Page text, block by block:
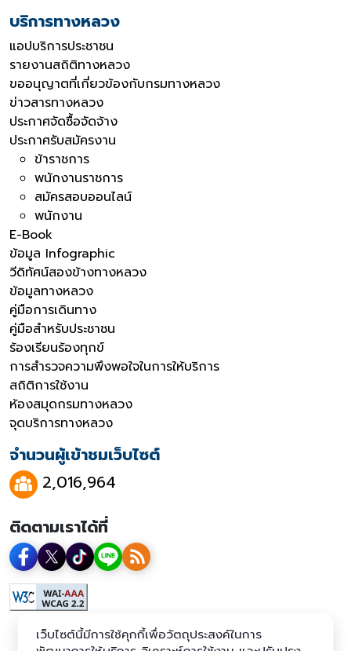
บริการทางหลวง
แอปบริการประชาชน
รายงานสถิติทางหลวง
ขออนุญาตที่เกี่ยวข้องกับกรมทางหลวง
ข่าวสารทางหลวง
ประกาศจัดซื้อจัดจ้าง
ประกาศรับสมัครงาน
ข้าราชการ
พนักงานราชการ
สมัครสอบออนไลน์
พนักงาน
E-Book
ข้อมูล Infographic
วีดิทัศน์สองข้างทางหลวง
ข้อมูลทางหลวง
คู่มือการเดินทาง
คู่มือสำหรับประชาชน
ร้องเรียนร้องทุกข์
การสำรวจความพึงพอใจในการให้บริการ
สถิติการใช้งาน
ห้องสมุดกรมทางหลวง
จุดบริการทางหลวง
จำนวนผู้เข้าชมเว็บไซต์
2,016,964
ติดตามเราได้ที่
เว็บไซต์นี้มีการใช้คุกกี้เพื่อวัตถุประสงค์ในการ